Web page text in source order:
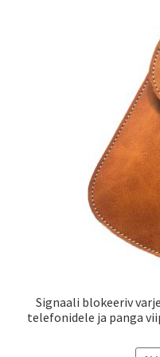
Signaali blokeeriv
telefonidele ja panga